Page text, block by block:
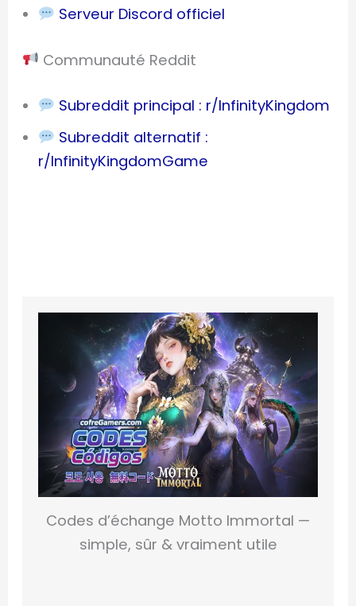
Serveur Discord officiel
Communauté Reddit
Subreddit principal : r/InfinityKingdom
Subreddit alternatif :
r/InfinityKingdomGame
Codes d’échange Motto Immortal —
simple, sûr & vraiment utile